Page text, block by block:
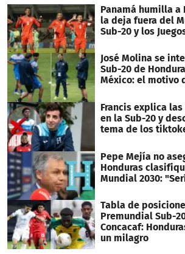
Panamá humilla a
la deja fuera del
Sub-20 y los
José Molina se
Sub-20 de
México: el motivo
Francis explica
en la Sub-20 y
tema de los
Pepe Mejía no
Honduras
Mundial 2030:
Tabla de
Premundial Sub-
Concacaf:
un milagro